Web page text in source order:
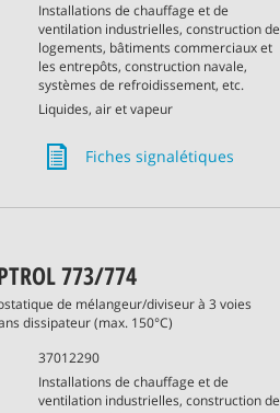
Installations de chauffage et de
ventilation industrielles, construction de
logements, bâtiments commerciaux et
les entrepôts, construction navale,
systèmes de refroidissement, etc.
Liquides, air et vapeur
Fiches signalétiques
773/774
de mélangeur/diviseur à 3 voies
dissipateur (max. 150°C)
37012290
Installations de chauffage et de
ventilation industrielles, construction de